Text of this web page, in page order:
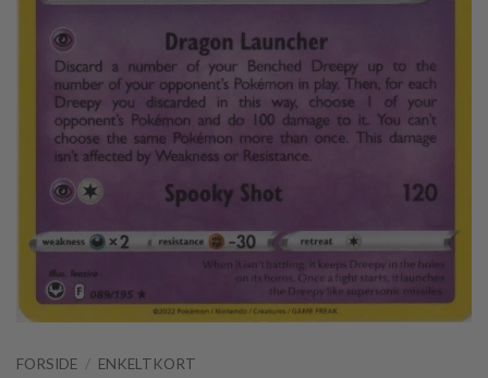
FORSIDE / ENKELTKORT